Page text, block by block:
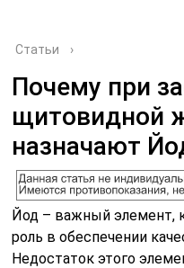
Статьи ›
Почему при
щитовидной
назначают
Йод – важный элемент,
роль в обеспечении
Недостаток этого